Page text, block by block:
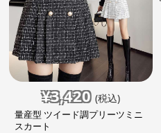
¥3,420 (税込)
量産型 ツイード調プリーツミニ
スカート